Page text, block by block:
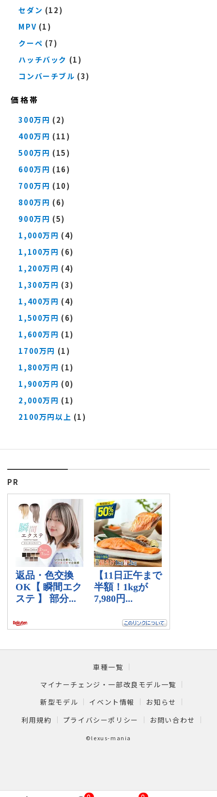
セダン (12)
MPV (1)
クーペ (7)
ハッチバック (1)
コンバーチブル (3)
価格帯
300万円 (2)
400万円 (11)
500万円 (15)
600万円 (16)
700万円 (10)
800万円 (6)
900万円 (5)
1,000万円 (4)
1,100万円 (6)
1,200万円 (4)
1,300万円 (3)
1,400万円 (4)
1,500万円 (6)
1,600万円 (1)
1700万円 (1)
1,800万円 (1)
1,900万円 (0)
2,000万円 (1)
2100万円以上 (1)
PR
車種一覧
マイナーチェンジ・一部改良モデル一覧
新型モデル
イベント情報
お知らせ
利用規約
プライバシーポリシー お問い合わせ
©lexus-mania